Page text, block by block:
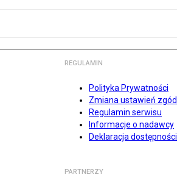
REGULAMIN
Polityka Prywatności
Zmiana ustawień zgód
Regulamin serwisu
Informacje o nadawcy
Deklaracja dostępności
PARTNERZY